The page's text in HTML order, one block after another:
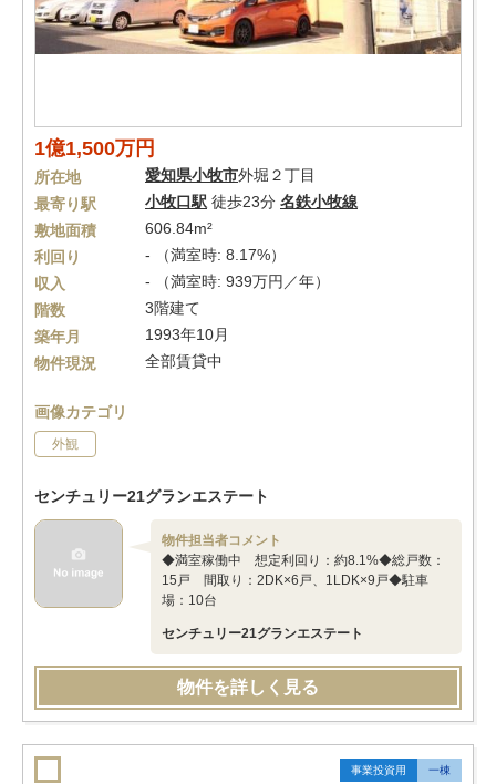
1億1,500万円
所在地 愛知県小牧市外堀２丁目
最寄り駅
小牧口駅 徒歩23分 名鉄小牧線
敷地面積
606.84m²
利回り
- （満室時: 8.17%）
収入
- （満室時: 939万円／年）
階数
3階建て
築年月
1993年10月
物件現況
全部賃貸中
画像カテゴリ
外観
センチュリー21グランエステート
物件担当者コメント
◆満室稼働中 想定利回り：約8.1%◆総戸数：
15戸 間取り：2DK×6戸、1LDK×9戸◆駐車
場：10台
センチュリー21グランエステート
物件を詳しく見る
事業投資用 一棟